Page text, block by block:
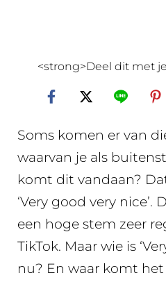
<strong>Deel dit met
Soms komen er van
waarvan je als
komt dit vandaan?
‘Very good very
een hoge stem zeer
TikTok. Maar wie is
nu? En waar komt het